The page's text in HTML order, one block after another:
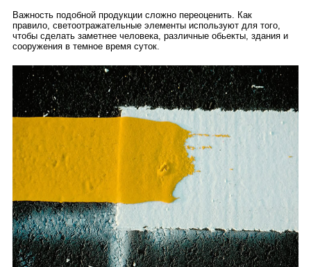
Важность подобной продукции сложно переоценить. Как
правило, светоотражательные элементы используют для того,
чтобы сделать заметнее человека, различные обьекты, здания и
сооружения в темное время суток.